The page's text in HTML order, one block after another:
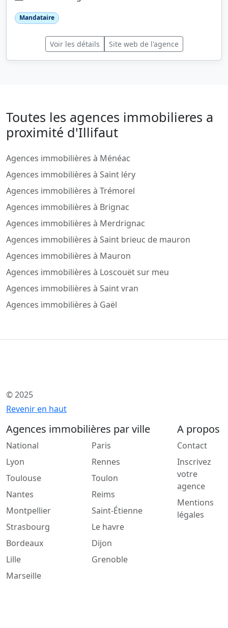
Mandataire
Voir les détails Site web de l'agence
Toutes les agences immobilieres a
proximité d'Illifaut
Agences immobilières à Ménéac
Agences immobilières à Saint léry
Agences immobilières à Trémorel
Agences immobilières à Brignac
Agences immobilières à Merdrignac
Agences immobilières à Saint brieuc de mauron
Agences immobilières à Mauron
Agences immobilières à Loscouët sur meu
Agences immobilières à Saint vran
Agences immobilières à Gaël
© 2025
Revenir en haut
Agences immobilières par ville
National
Lyon
Toulouse
Nantes
Montpellier
Strasbourg
Bordeaux
Lille
Marseille
Paris
Rennes
Toulon
Reims
Saint-Étienne
Le havre
Dijon
Grenoble
A propos
Contact
Inscrivez
votre
agence
Mentions
légales